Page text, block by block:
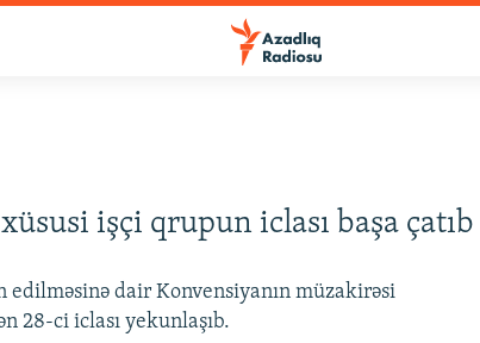
işçi qrupun iclası başa çatıb
dair Konvensiyanın müzakirəsi
28-ci iclası yekunlaşıb.